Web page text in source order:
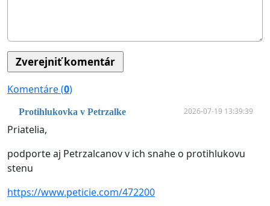
Komentáre (0)
Protihlukovka v Petrzalke 2026-07-19 13:39:39
Priatelia,
podporte aj Petrzalcanov v ich snahe o protihlukovu
stenu
https://www.peticie.com/472200